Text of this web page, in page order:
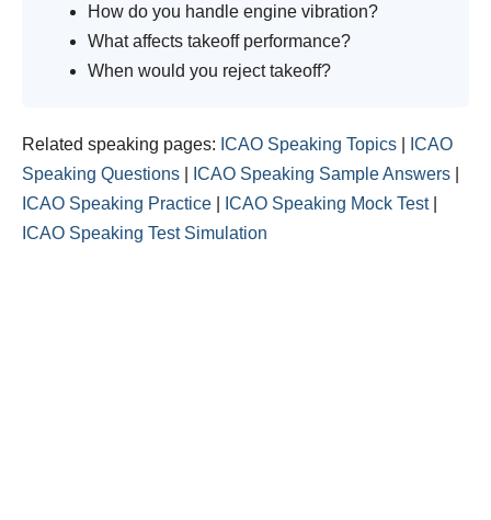
How do you handle engine vibration?
What affects takeoff performance?
When would you reject takeoff?
Related speaking pages: ICAO Speaking Topics
ICAO
Speaking Questions
ICAO Speaking Sample Answers
ICAO Speaking Practice
ICAO Speaking Mock Test|
ICAO Speaking Test Simulation